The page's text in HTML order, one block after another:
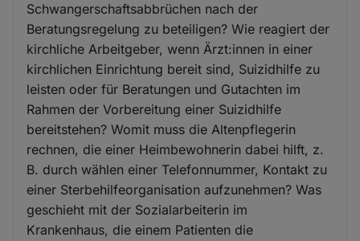
Schwangerschaftsabbrüchen nach der
Beratungsregelung zu beteiligen? Wie reagiert der
kirchliche Arbeitgeber, wenn Ärzt:innen in einer
kirchlichen Einrichtung bereit sind, Suizidhilfe zu
leisten oder für Beratungen und Gutachten im
Rahmen der Vorbereitung einer Suizidhilfe
bereitstehen? Womit muss die Altenpflegerin
rechnen, die einer Heimbewohnerin dabei hilft, z.
B. durch wählen einer Telefonnummer, Kontakt zu
einer Sterbehilfeorganisation aufzunehmen? Was
geschieht mit der Sozialarbeiterin im
Krankenhaus, die einem Patienten die